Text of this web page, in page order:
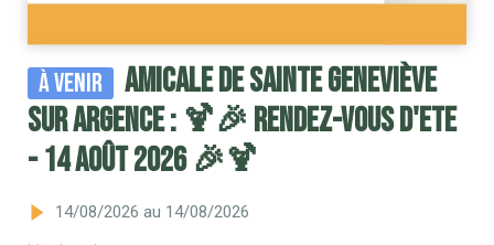
À venir
Amicale de Sainte Geneviève
sur Argence : 🍹🎉 RENDEZ-VOUS D'ETE
- 14 AOÛT 2026 🎉🍹
14/08/2026 au 14/08/2026